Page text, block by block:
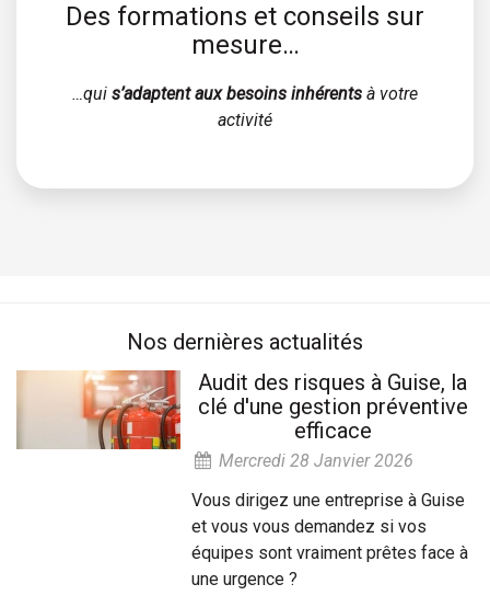
Des formations et conseils sur
mesure…
…qui s’adaptent aux besoins inhérents à votre
activité
Nos dernières actualités
Audit des risques à Guise, la
clé d'une gestion préventive
efficace
Mercredi 28 Janvier 2026
Vous dirigez une entreprise à Guise
et vous vous demandez si vos
équipes sont vraiment prêtes face à
une urgence ?